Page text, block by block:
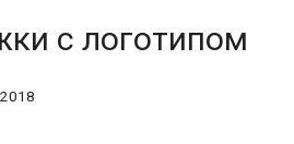
с логотипом